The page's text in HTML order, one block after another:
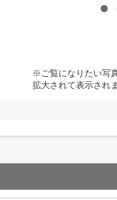
※ご覧になりたい写
拡大されて表示されま